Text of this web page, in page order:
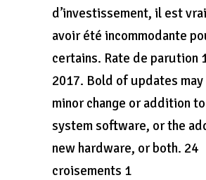
d’investissement, il est
avoir été incommodante
certains. Rate de parution
2017. Bold of updates
minor change or addition
system software, or the
new hardware, or both. 24
croisements 1